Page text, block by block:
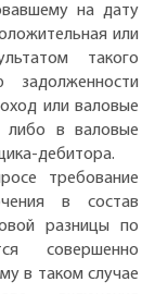
на дату
или
такого
задолженности
или валовые
либо в валовые
дебитора.
требование
в состав
разницы по
совершенно
в таком случае